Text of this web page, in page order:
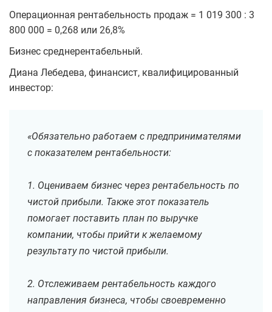
Операционная рентабельность продаж = 1 019 300 : 3
800 000 = 0,268 или 26,8%
Бизнес среднерентабельный.
Диана Лебедева, финансист, квалифицированный
инвестор:
«Обязательно работаем с предпринимателями
с показателем рентабельности:
1. Оцениваем бизнес через рентабельность по
чистой прибыли. Также этот показатель
помогает поставить план по выручке
компании, чтобы прийти к желаемому
результату по чистой прибыли.
2. Отслеживаем рентабельность каждого
направления бизнеса, чтобы своевременно